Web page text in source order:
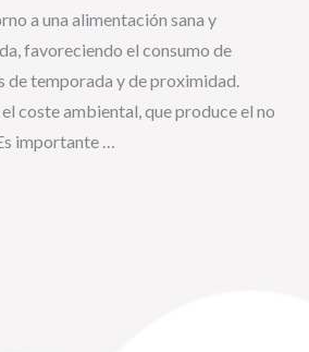
a una alimentación sana y
favoreciendo el consumo de
de temporada y de proximidad.
coste ambiental, que produce el no
importante …